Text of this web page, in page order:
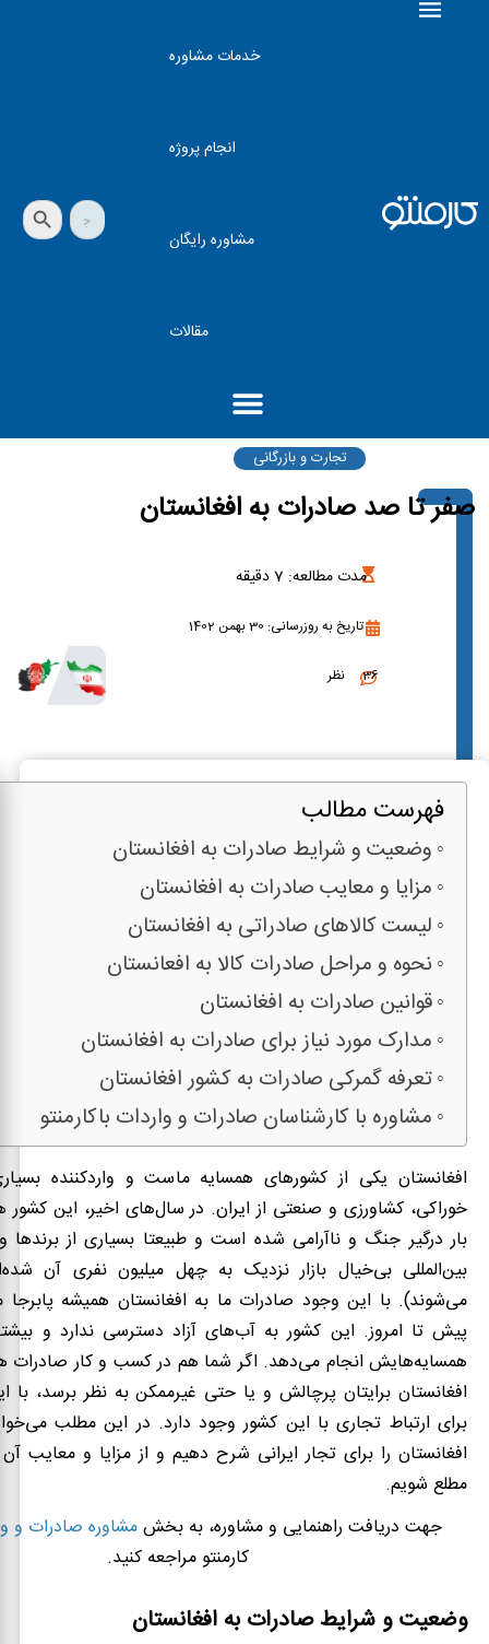
خدمات مشاوره
انجام پروژه
مشاوره رایگان
مقالات
جستجو
برای:
دکمه جستجو
تجارت و بازرگانی
صفر تا صد صادرات به افغانستان
مدت مطالعه: 7دقیقه
تاریخ به روزرسانی: 30 بهمن 1402
36 نظر
فهرست مطالب
وضعیت و شرایط صادرات به افغانستان
مزایا و معایب صادرات به افغانستان
لیست کالاهای صادراتی به افغانستان
نحوه و مراحل صادرات کالا به افعانستان
قوانین صادرات به افغانستان
مدارک مورد نیاز برای صادرات به افغانستان
تعرفه گمرکی صادرات به کشور افغانستان
مشاوره با کارشناسان صادرات و واردات باکارمنتو
افغانستان یکی از کشورهای همسایه ماست و واردکننده
خوراکی، کشاورزی و صنعتی از ایران. در سالهای اخیر، این
بار درگیر جنگ و ناآرامی شده است و طبیعتا بسیاری از برندها
بین‌المللی بی‌خیال بازار نزدیک به چهل میلیون نفری آن
می‌شوند). با این وجود صادرات ما به افغانستان همیشه پابرجا
پیش تا امروز. این کشور به آب‌های آزاد دسترسی ندارد و
همسایه‌هایش انجام می‌دهد. اگر شما هم در کسب و کار صادرات
افغانستان برایتان پرچالش و یا حتی غیرممکن به نظر برسد، با
برای ارتباط تجاری با این کشور وجود دارد. در این مطلب می
افغانستان را برای تجار ایرانی شرح دهیم و از مزایا و معایب
مطلع شویم.
جهت دریافت راهنمایی و مشاوره، به بخشمشاوره صادرات و
کارمنتو مراجعه کنید.
وضعیت و شرایط صادرات به افغانستان